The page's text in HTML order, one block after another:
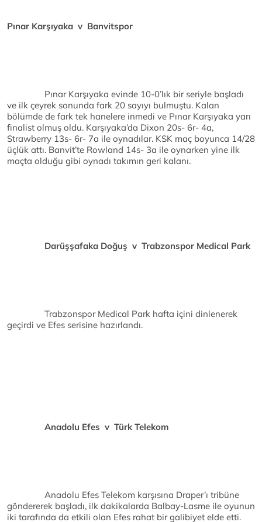
Pınar Karşıyaka v Banvitspor
Pınar Karşıyaka evinde 10-0’lık bir seriyle başladı
ve ilk çeyrek sonunda fark 20 sayıyı bulmuştu. Kalan
bölümde de fark tek hanelere inmedi ve Pınar Karşıyaka yarı
finalist olmuş oldu. Karşıyaka’da Dixon 20s- 6r- 4a,
Strawberry 13s- 6r- 7a ile oynadılar. KSK maç boyunca 14/28
üçlük attı. Banvit’te Rowland 14s- 3a ile oynarken yine ilk
maçta olduğu gibi oynadı takımın geri kalanı.
Darüşşafaka Doğuş v Trabzonspor Medical Park
Trabzonspor Medical Park hafta içini dinlenerek
geçirdi ve Efes serisine hazırlandı.
Anadolu Efes v Türk Telekom
Anadolu Efes Telekom karşısına Draper’ı tribüne
göndererek başladı, ilk dakikalarda Balbay-Lasme ile oyunun
iki tarafında da etkili olan Efes rahat bir galibiyet elde etti.